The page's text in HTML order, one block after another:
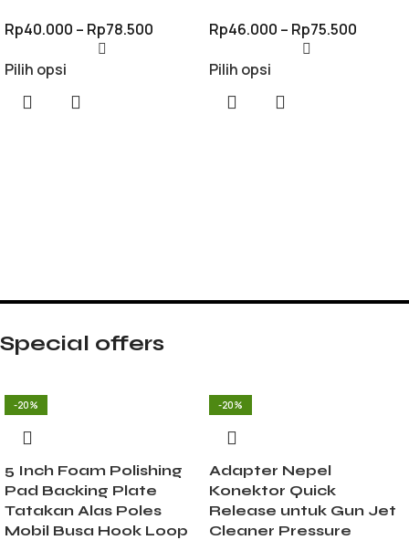
Rp40.000 – Rp78.500
Pilih opsi
Rp46.000 – Rp75.500
Pilih opsi
Special offers
-20%
5 Inch Foam Polishing
Pad Backing Plate
Tatakan Alas Poles
Mobil Busa Hook Loop
-20%
Adapter Nepel
Konektor Quick
Release untuk Gun Jet
Cleaner Pressure